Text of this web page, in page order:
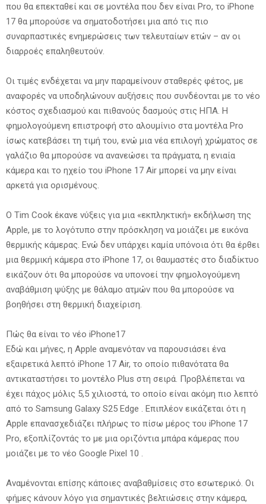
που θα επεκταθεί και σε μοντέλα που δεν είναι Pro, το iPhone
17 θα μπορούσε να σηματοδοτήσει μια από τις πιο
συναρπαστικές ενημερώσεις των τελευταίων ετών – αν οι
διαρροές επαληθευτούν.
Οι τιμές ενδέχεται να μην παραμείνουν σταθερές φέτος, με
αναφορές να υποδηλώνουν αυξήσεις που συνδέονται με το νέο
κόστος σχεδιασμού και πιθανούς δασμούς στις ΗΠΑ. Η
φημολογούμενη επιστροφή στο αλουμίνιο στα μοντέλα Pro
ίσως κατεβάσει τη τιμή του, ενώ μια νέα επιλογή χρώματος σε
γαλάζιο θα μπορούσε να ανανεώσει τα πράγματα, η ενιαία
κάμερα και το ηχείο του iPhone 17 Air μπορεί να μην είναι
αρκετά για ορισμένους.
Ο Tim Cook έκανε νύξεις για μια «εκπληκτική» εκδήλωση της
Apple, με το λογότυπο στην πρόσκληση να μοιάζει με εικόνα
θερμικής κάμερας. Ενώ δεν υπάρχει καμία υπόνοια ότι θα έρθει
μια θερμική κάμερα στο iPhone 17, οι θαυμαστές στο διαδίκτυο
εικάζουν ότι θα μπορούσε να υπονοεί την φημολογούμενη
αναβάθμιση ψύξης με θάλαμο ατμών που θα μπορούσε να
βοηθήσει στη θερμική διαχείριση.
Πώς θα είναι το νέο iPhone17
Εδώ και μήνες, η Apple αναμενόταν να παρουσιάσει ένα
εξαιρετικά λεπτό iPhone 17 Air, το οποίο πιθανότατα θα
αντικαταστήσει το μοντέλο Plus στη σειρά. Προβλέπεται να
έχει πάχος μόλις 5,5 χιλιοστά, το οποίο είναι ακόμη πιο λεπτό
από το Samsung Galaxy S25 Edge . Επιπλέον εικάζεται ότι η
Apple επανασχεδιάζει πλήρως το πίσω μέρος του iPhone 17
Pro, εξοπλίζοντάς το με μια οριζόντια μπάρα κάμερας που
μοιάζει με το νέο Google Pixel 10 .
Αναμένονται επίσης κάποιες αναβαθμίσεις στο εσωτερικό. Οι
φήμες κάνουν λόγο για σημαντικές βελτιώσεις στην κάμερα,